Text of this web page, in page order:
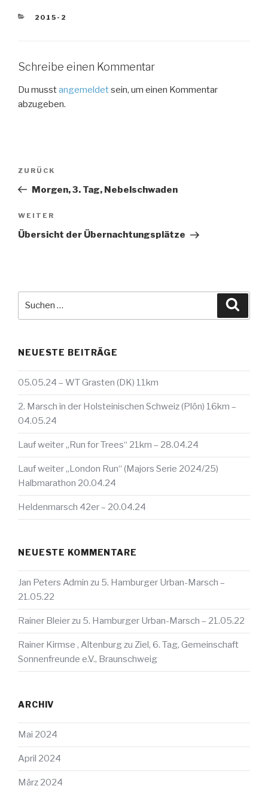
KATEGORIEN
2015-2
Schreibe einen Kommentar
Du musstangemeldetsein, um einen Kommentar
abzugeben.
Beitragsnavigation
Vorheriger
Beitrag
ZURÜCK
Morgen, 3. Tag, Nebelschwaden
Nächster
Beitrag
WEITER
Übersicht der Übernachtungsplätze
NEUESTE BEITRÄGE
05.05.24 – WT Grasten (DK) 11km
2. Marsch in der Holsteinischen Schweiz (Plön) 16km –
04.05.24
Lauf weiter „Run for Trees“ 21km – 28.04.24
Lauf weiter „London Run“ (Majors Serie 2024/25)
Halbmarathon 20.04.24
Heldenmarsch 42er – 20.04.24
NEUESTE KOMMENTARE
Jan Peters Admin zu 5. Hamburger Urban-Marsch –
21.05.22
Rainer Bleierzu 5. Hamburger Urban-Marsch – 21.05.22
Rainer Kirmse , Altenburgzu Ziel, 6. Tag, Gemeinschaft
Sonnenfreunde e.V., Braunschweig
ARCHIV
Mai 2024
April 2024
März 2024